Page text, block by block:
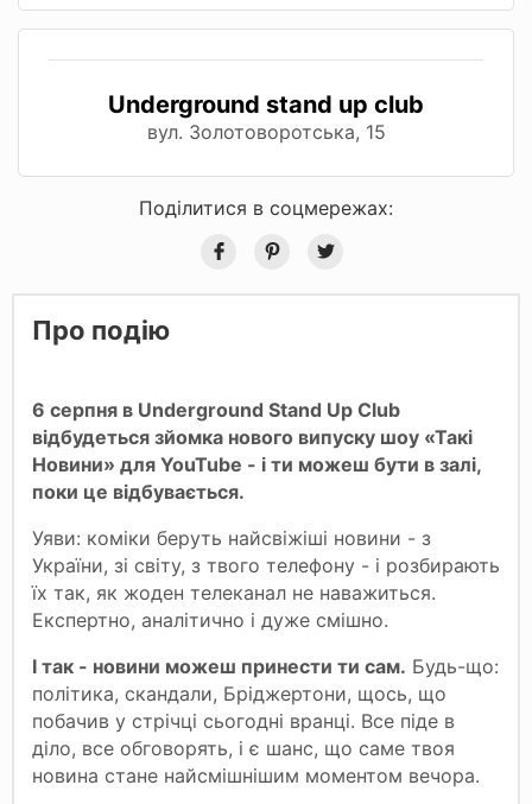
Underground stand up club
вул. Золотоворотська, 15
Поділитися в соцмережах:
Про подію
6 серпня в Underground Stand Up Club
відбудеться зйомка нового випуску шоу «Такі
Новини» для YouTube - і ти можеш бути в залі,
поки це відбувається.
Уяви: коміки беруть найсвіжіші новини - з
України, зі світу, з твого телефону - і розбирають
їх так, як жоден телеканал не наважиться.
Експертно, аналітично і дуже смішно.
І так - новини можеш принести ти сам. Будь-що:
політика, скандали, Бріджертони, щось, що
побачив у стрічці сьогодні вранці. Все піде в
діло, все обговорять, і є шанс, що саме твоя
новина стане найсмішнішим моментом вечора.